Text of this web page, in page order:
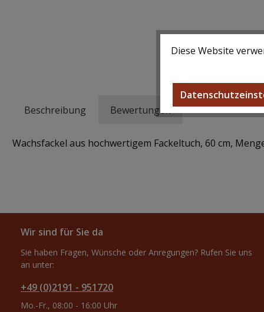
Beschreibung Bewertungen
Wachsfackel aus hochwertigem Fackeltuch, 60 cm,
Wir sind für Sie da
Sie haben Fragen, Wünsche oder Anregungen? Rufen Sie uns
an unter:
+49 (0)2191 - 951720
Mo.-Fr., 08:00 - 16:00 Uhr
Diese Website